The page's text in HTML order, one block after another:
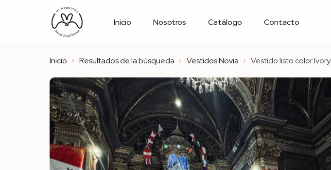
Inicio Nosotros Catálogo Contacto
Inicio Resultados de la búsqueda Vestidos Novia Vestido listo color Ivory